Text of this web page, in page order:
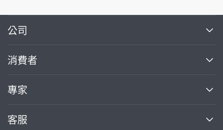
公司
關於我們
部落格
加入我們
消費者
買服務
熱門服務
專家
找案件
客服
繼續完成